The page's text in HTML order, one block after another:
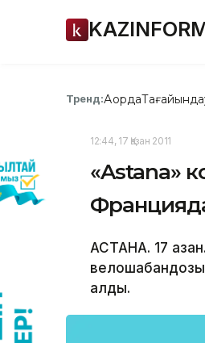
Тренд:Ақорда
12:44, 17 Қазан 2011
«Astana»
АСТАНА. 17
алды.